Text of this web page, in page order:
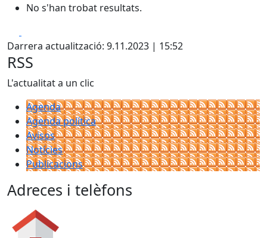
No s'han trobat resultats.
Darrera actualització: 9.11.2023 | 15:52
RSS
L'actualitat a un clic
Agenda
Agenda política
Avisos
Notícies
Publicacions
Adreces i telèfons